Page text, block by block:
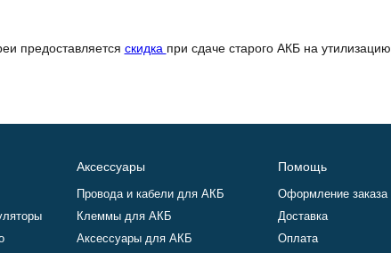
предоставляется скидка при сдаче старого АКБ на утилизацию.
Аксессуары
Провода и кабели для АКБ
Клеммы для АКБ
Аксессуары для АКБ
Помощь
Оформление заказа
Доставка
Оплата